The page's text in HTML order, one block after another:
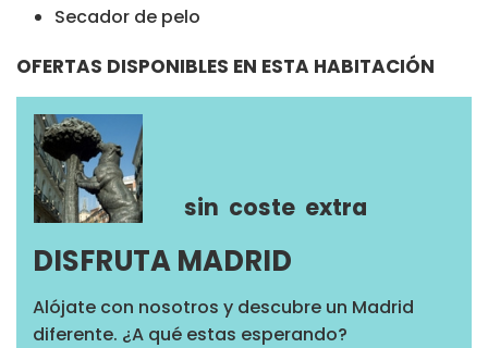
Secador de pelo
OFERTAS DISPONIBLES EN ESTA HABITACIÓN
sin coste extra
DISFRUTA MADRID
Alójate con nosotros y descubre un Madrid
diferente. ¿A qué estas esperando?